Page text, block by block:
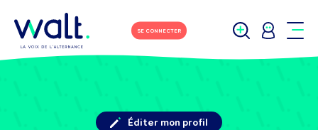
SE CONNECTER
Éditer mon profil